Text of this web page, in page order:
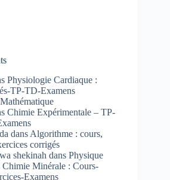
Physiologie Cardiaque :
TP-TD-Examens
Mathématique
Chimie Expérimentale – TP-
dans Algorithme : cours,
corrigés
shekinah dans Physique
Chimie Minérale : Cours-
Examens